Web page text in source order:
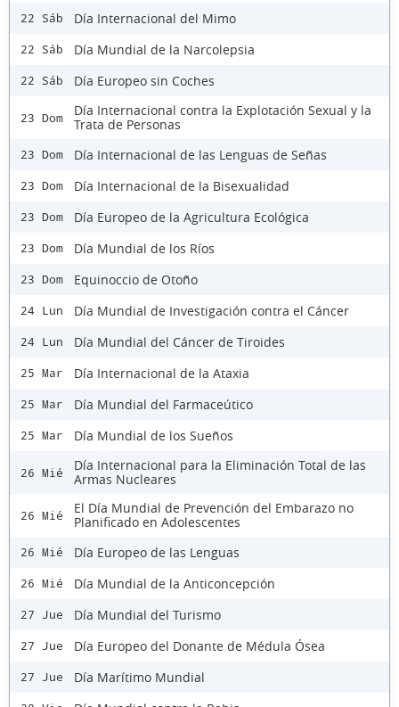
22 Sáb Día Internacional del Mimo
22 Sáb Día Mundial de la Narcolepsia
22 Sáb Día Europeo sin Coches
23 Dom
Día Internacional contra la Explotación Sexual y la
Trata de Personas
23 Dom Día Internacional de las Lenguas de Señas
23 Dom Día Internacional de la Bisexualidad
23 Dom Día Europeo de la Agricultura Ecológica
23 Dom Día Mundial de los Ríos
23 Dom Equinoccio de Otoño
24 Lun Día Mundial de Investigación contra el Cáncer
24 Lun Día Mundial del Cáncer de Tiroides
25 Mar Día Internacional de la Ataxia
25 Mar Día Mundial del Farmaceútico
25 Mar Día Mundial de los Sueños
26 Mié
Día Internacional para la Eliminación Total de las
Armas Nucleares
26 Mié
El Día Mundial de Prevención del Embarazo no
Planificado en Adolescentes
26 Mié Día Europeo de las Lenguas
26 Mié Día Mundial de la Anticoncepción
27 Jue Día Mundial del Turismo
27 Jue Día Europeo del Donante de Médula Ósea
27 Jue Día Marítimo Mundial